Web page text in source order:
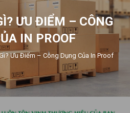
ƯU ĐIỂM – CÔNG
IN PROOF
Ưu Điểm – Công Dụng Của In Proof